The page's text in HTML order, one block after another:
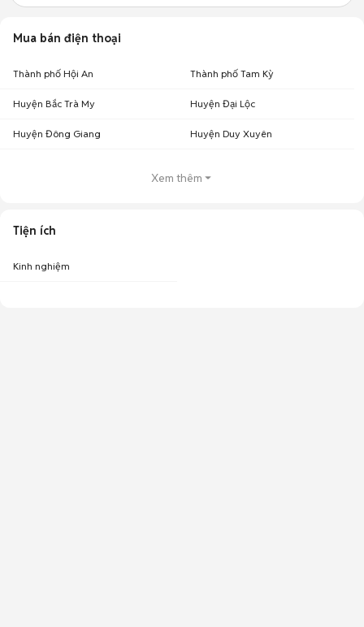
Mua bán điện thoại
Thành phố Hội An Thành phố Tam Kỳ
Huyện Bắc Trà My Huyện Đại Lộc
Huyện Đông Giang Huyện Duy Xuyên
Xem thêm
Tiện ích
Kinh nghiệm